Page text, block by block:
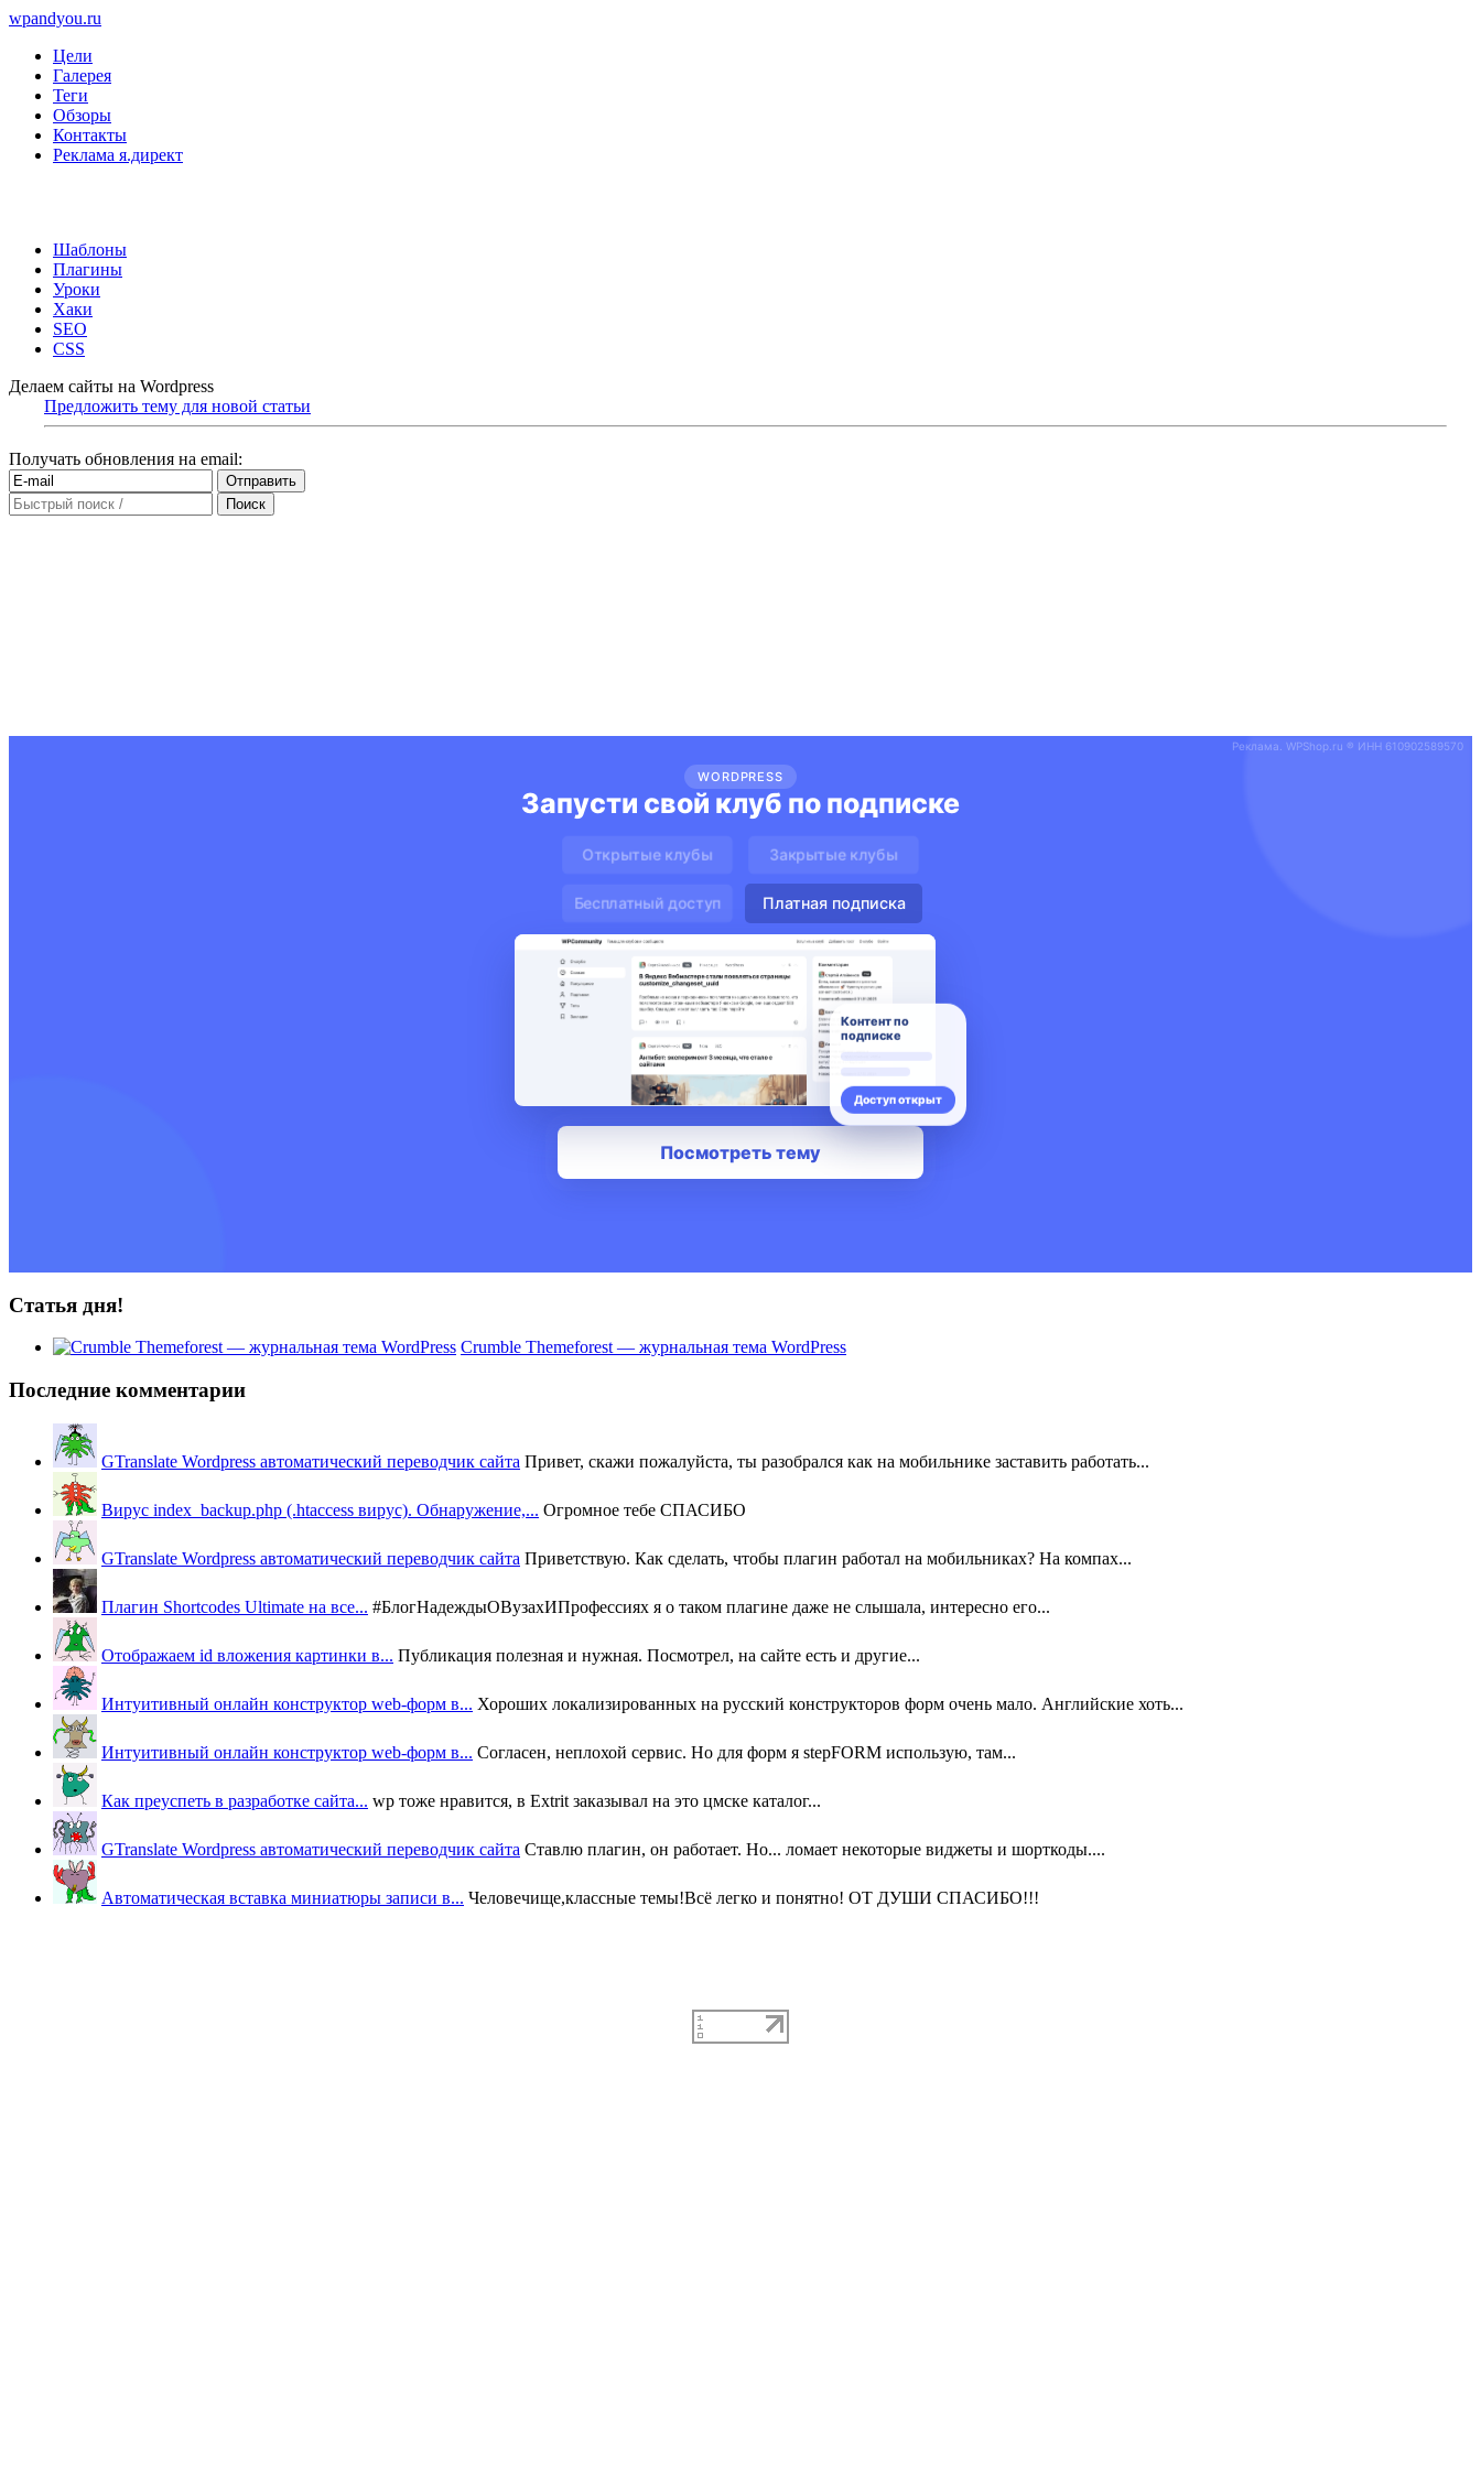
wpandyou.ru
Цели
Галерея
Теги
Обзоры
Контакты
Реклама я.директ
Шаблоны
Плагины
Уроки
Хаки
SEO
CSS
Делаем сайты на Wordpress
Предложить тему для новой статьи
Получать обновления на email:
Статья дня!
Crumble Themeforest — журнальная тема WordPress
Последние комментарии
GTranslate Wordpress автоматический переводчик сайта Привет, скажи пожалуйста, ты разобрался как на мобильнике заставить работать...
Вирус index_backup.php (.htaccess вируc). Обнаружение,... Огромное тебе СПАСИБО
GTranslate Wordpress автоматический переводчик сайта Приветствую. Как сделать, чтобы плагин работал на мобильниках? На компах...
Плагин Shortcodes Ultimate на все... #БлогНадеждыОВузахИПрофессиях я о таком плагине даже не слышала, интересно его...
Отображаем id вложения картинки в... Публикация полезная и нужная. Посмотрел, на сайте есть и другие...
Интуитивный онлайн конструктор web-форм в... Хороших локализированных на русский конструкторов форм очень мало. Английские хоть...
Интуитивный онлайн конструктор web-форм в... Согласен, неплохой сервис. Но для форм я stepFORM использую, там...
Как преуспеть в разработке сайта... wp тоже нравится, в Extrit заказывал на это цмске каталог...
GTranslate Wordpress автоматический переводчик сайта Ставлю плагин, он работает. Но... ломает некоторые виджеты и шорткоды....
Автоматическая вставка миниатюры записи в... Человечище,классные темы!Всё легко и понятно! ОТ ДУШИ СПАСИБО!!!